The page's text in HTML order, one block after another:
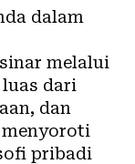
dalam
melalui
dari
dan
pribadi